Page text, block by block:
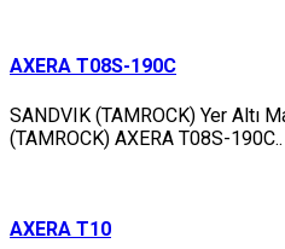
AXERA T08S-190C
SANDVIK (TAMROCK) Yer Altı
(TAMROCK) AXERA T08S-190C..
AXERA T10